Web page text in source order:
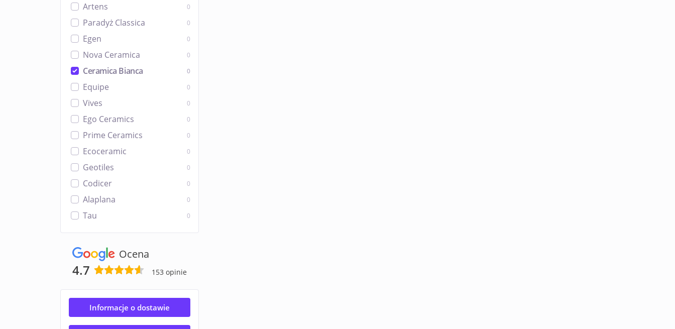
Artens 0
Paradyż Classica 0
Egen 0
Nova Ceramica 0
Ceramica Bianca 0
Equipe 0
Vives 0
Ego Ceramics 0
Prime Ceramics 0
Ecoceramic 0
Geotiles 0
Codicer 0
Alaplana 0
Tau 0
Ocena
4.7 153 opinie
Informacje o dostawie